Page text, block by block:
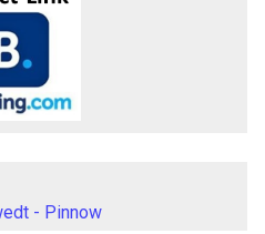
- Pinnow